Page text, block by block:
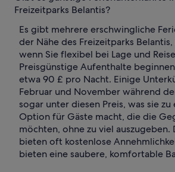
Freizeitparks Belantis?
Es gibt mehrere erschwingliche
der Nähe des Freizeitparks
wenn Sie flexibel bei Lage und
Preisgünstige Aufenthalte
etwa 90 £ pro Nacht. Einige
Februar und November während
sogar unter diesen Preis, was sie
Option für Gäste macht, die die
möchten, ohne zu viel
bieten oft kostenlose
bieten eine saubere, komfortable